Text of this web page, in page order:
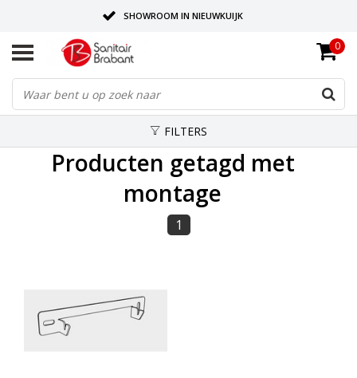
SHOWROOM IN NIEUWKUIJK
BEZORGING OP AFSPRAAK
LEVERING EN REALISATIE ONDER EEN DAK!
0
FILTERS
Producten getagd met
montage
1